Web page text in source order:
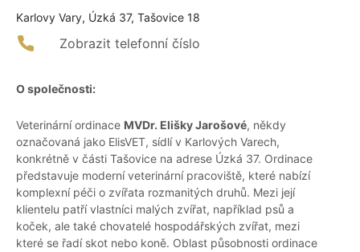
Karlovy Vary, Úzká 37, Tašovice 18
Zobrazit telefonní číslo
O společnosti:
Veterinární ordinace MVDr. Elišky Jarošové, někdy
označovaná jako ElisVET, sídlí v Karlových Varech,
konkrétně v části Tašovice na adrese Úzká 37. Ordinace
představuje moderní veterinární pracoviště, které nabízí
komplexní péči o zvířata rozmanitých druhů. Mezi její
klientelu patří vlastníci malých zvířat, například psů a
koček, ale také chovatelé hospodářských zvířat, mezi
které se řadí skot nebo koně. Oblast působnosti ordinace